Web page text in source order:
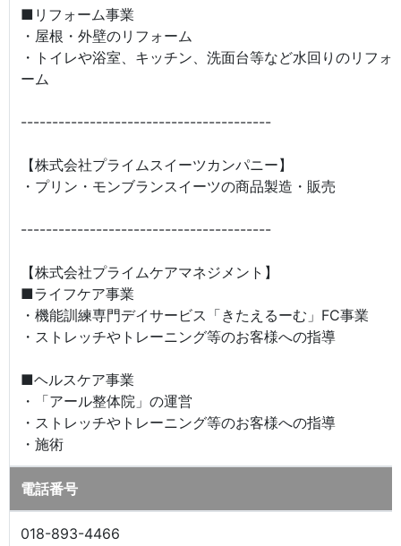
■リフォーム事業
・屋根・外壁のリフォーム
・トイレや浴室、キッチン、洗面台等など水回りのリフォ
ーム
----------------------------------------
【株式会社プライムスイーツカンパニー】
・プリン・モンブランスイーツの商品製造・販売
----------------------------------------
【株式会社プライムケアマネジメント】
■ライフケア事業
・機能訓練専門デイサービス「きたえるーむ」FC事業
・ストレッチやトレーニング等のお客様への指導
■ヘルスケア事業
・「アール整体院」の運営
・ストレッチやトレーニング等のお客様への指導
・施術
電話番号
018-893-4466